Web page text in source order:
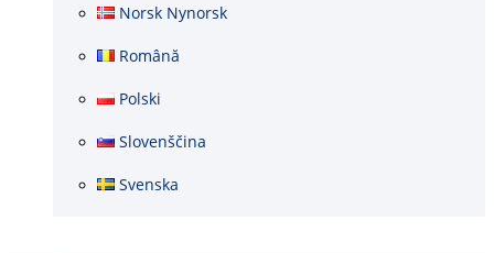
Norsk Nynorsk
Română
Polski
Slovenščina
Svenska